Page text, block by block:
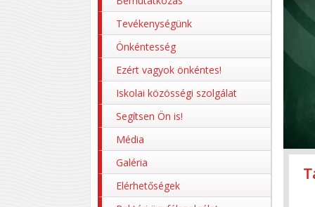
Tevékenységünk
Önkéntesség
Ezért vagyok önkéntes!
Iskolai közösségi szolgálat
Segítsen Ön is!
Média
Galéria
Elérhetőségek